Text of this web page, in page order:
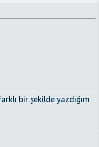
bir şekilde yazdığım